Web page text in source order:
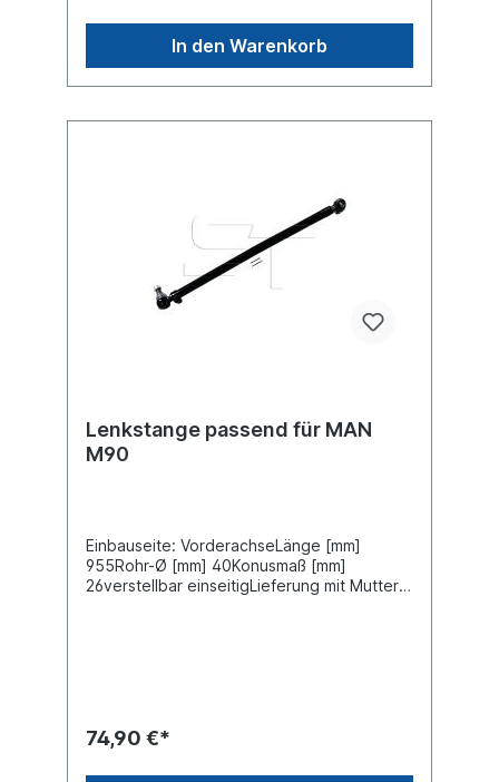
In den Warenkorb
Lenkstange passend für MAN
M90
Einbauseite: VorderachseLänge [mm]
955Rohr-Ø [mm] 40Konusmaß [mm]
26verstellbar einseitigLieferung mit Muttern
74,90 €*